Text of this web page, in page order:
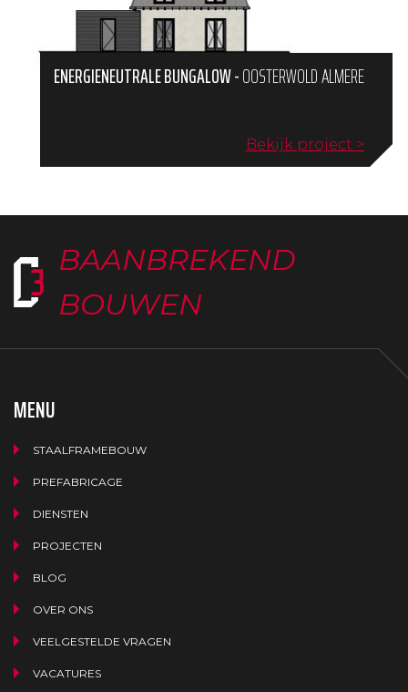
ENERGIENEUTRALE BUNGALOW-OOSTERWOLD ALMERE
Bekijk project >
BAANBREKEND
BOUWEN
MENU
STAALFRAMEBOUW
PREFABRICAGE
DIENSTEN
PROJECTEN
BLOG
OVER ONS
VEELGESTELDE VRAGEN
VACATURES